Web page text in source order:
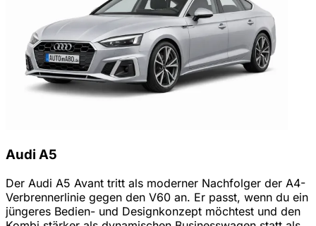
Audi A5
Der Audi A5 Avant tritt als moderner Nachfolger der A4-
Verbrennerlinie gegen den V60 an. Er passt, wenn du ein
jüngeres Bedien- und Designkonzept möchtest und den